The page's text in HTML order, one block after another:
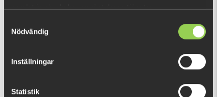
samlat in när du har använt deras tjänster.
Nödvändig
Inställningar
Statistik